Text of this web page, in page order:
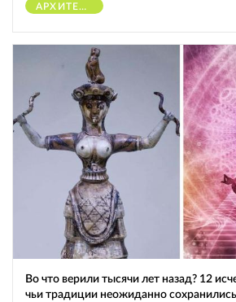
АРХИТЕКТУРА
Во что верили тысячи лет назад? 12
чьи традиции неожиданно сохранились